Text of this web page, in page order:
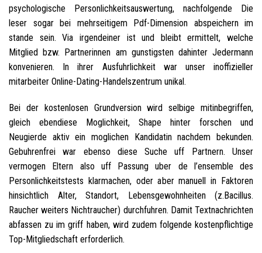
psychologische Personlichkeitsauswertung, nachfolgende Die
leser sogar bei mehrseitigem Pdf-Dimension abspeichern im
stande sein. Via irgendeiner ist und bleibt ermittelt, welche
Mitglied bzw. Partnerinnen am gunstigsten dahinter Jedermann
konvenieren. In ihrer Ausfuhrlichkeit war unser inoffizieller
mitarbeiter Online-Dating-Handelszentrum unikal.
Bei der kostenlosen Grundversion wird selbige mitinbegriffen,
gleich ebendiese Moglichkeit, Shape hinter forschen und
Neugierde aktiv ein moglichen Kandidatin nachdem bekunden.
Gebuhrenfrei war ebenso diese Suche uff Partnern. Unser
vermogen Eltern also uff Passung uber de l’ensemble des
Personlichkeitstests klarmachen, oder aber manuell in Faktoren
hinsichtlich Alter, Standort, Lebensgewohnheiten (z.Bacillus.
Raucher weiters Nichtraucher) durchfuhren. Damit Textnachrichten
abfassen zu im griff haben, wird zudem folgende kostenpflichtige
Top-Mitgliedschaft erforderlich.